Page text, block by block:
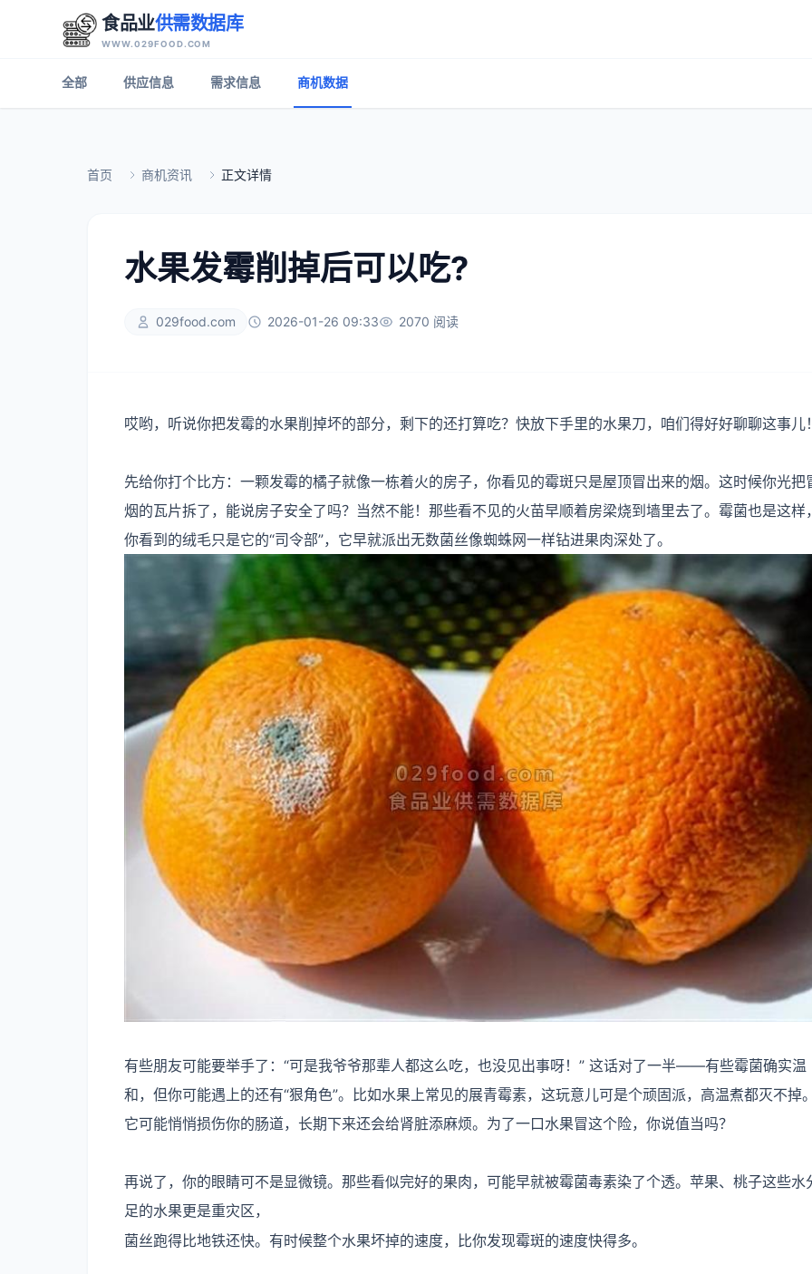
食品业供需数据库
WWW.029FOOD.COM
全部 供应信息 需求信息 商机数据
首页 商机资讯 正文详情
水果发霉削掉后可以吃?
029food.com 2026-01-26 09:33 2070 阅读
哎哟，听说你把发霉的水果削掉坏的部分，剩下的还打算吃？快放下手里的水果刀，咱们得好好聊聊这事儿
先给你打个比方：一颗发霉的橘子就像一栋着火的房子，你看见的霉斑只是屋顶冒出来的烟。这时候你光把
烟的瓦片拆了，能说房子安全了吗？当然不能！那些看不见的火苗早顺着房梁烧到墙里去了。霉菌也是这样
你看到的绒毛只是它的“司令部”，它早就派出无数菌丝像蜘蛛网一样钻进果肉深处了。
有些朋友可能要举手了：“可是我爷爷那辈人都这么吃，也没见出事呀！” 这话对了一半——有些霉菌确实温
和，但你可能遇上的还有“狠角色”。比如水果上常见的展青霉素，这玩意儿可是个顽固派，高温煮都灭不掉
它可能悄悄损伤你的肠道，长期下来还会给肾脏添麻烦。为了一口水果冒这个险，你说值当吗？
再说了，你的眼睛可不是显微镜。那些看似完好的果肉， 可能早就被霉菌毒素染了个透。苹果、桃子这些水
足的水果更是重灾区，
食
菌丝跑得比地铁还快。有时候整个水果坏掉的速度，比你发现霉斑的速度快得多。